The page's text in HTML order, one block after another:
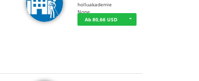
holluakademie
None
Ab 80,66 USD